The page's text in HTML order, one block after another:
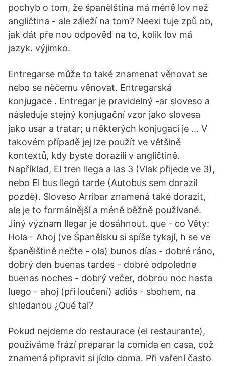
pochyb o tom, že španělština má méně lov než
angličtina - ale záleží na tom? Neexi tuje způ ob,
jak dát pře nou odpověď na to, kolik lov má
jazyk. výjimko.
Entregarse může to také znamenat věnovat se
nebo se něčemu věnovat. Entregarská
konjugace . Entregar je pravidelný -ar sloveso a
následuje stejný konjugační vzor jako slovesa
jako usar a tratar; u některých konjugací je … V
takovém případě jej lze použít ve většině
kontextů, kdy byste dorazili v angličtině.
Například, El tren llega a las 3 (Vlak přijede ve 3),
nebo El bus llegó tarde (Autobus sem dorazil
pozdě). Sloveso Arribar znamená také dorazit,
ale je to formálnější a méně běžně používané.
Jiný význam llegar je dosáhnout. que - co Věty:
Hola - Ahoj (ve Španělsku si spíše tykají, h se ve
španělštině nečte - ola) bunos días - dobré ráno,
dobrý den buenas tardes - dobré odpoledne
buenas noches - dobrý večer, dobrou noc hasta
luego - ahoj (při loučení) adiós - sbohem, na
shledanou ¿Qué tal?
Pokud nejdeme do restaurace (el restaurante),
používáme frází preparar la comida en casa, což
znamená připravit si jídlo doma. Při vaření často